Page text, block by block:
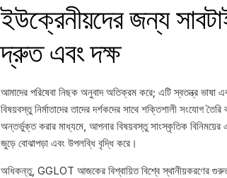
ইউক্রেনীয়দের জন্য
দ্রুত এবং দক্ষ
আমাদের পরিষেবা নিছক অনুবাদ অতিক্রম করে; এটি স্বতন্ত্র ভাষা
বিষয়বস্তু নির্মাতাদের তাদের দর্শকদের সাথে শক্তিশালী সংযোগ
অন্তর্ভুক্ত করার মাধ্যমে, আপনার বিষয়বস্তু সাংস্কৃতিক বিনিময়ের
জুড়ে বোঝাপড়া এবং উপলব্ধি বৃদ্ধি করে।
অধিকন্তু, GGLOT আজকের বিশ্বায়িত বিশ্বে স্থানীয়করণের